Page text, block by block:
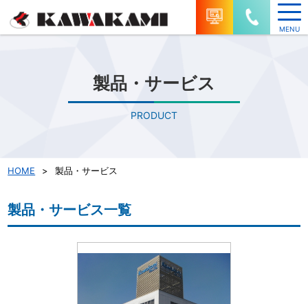
製品・サービス
PRODUCT
HOME > 製品・サービス
製品・サービス一覧